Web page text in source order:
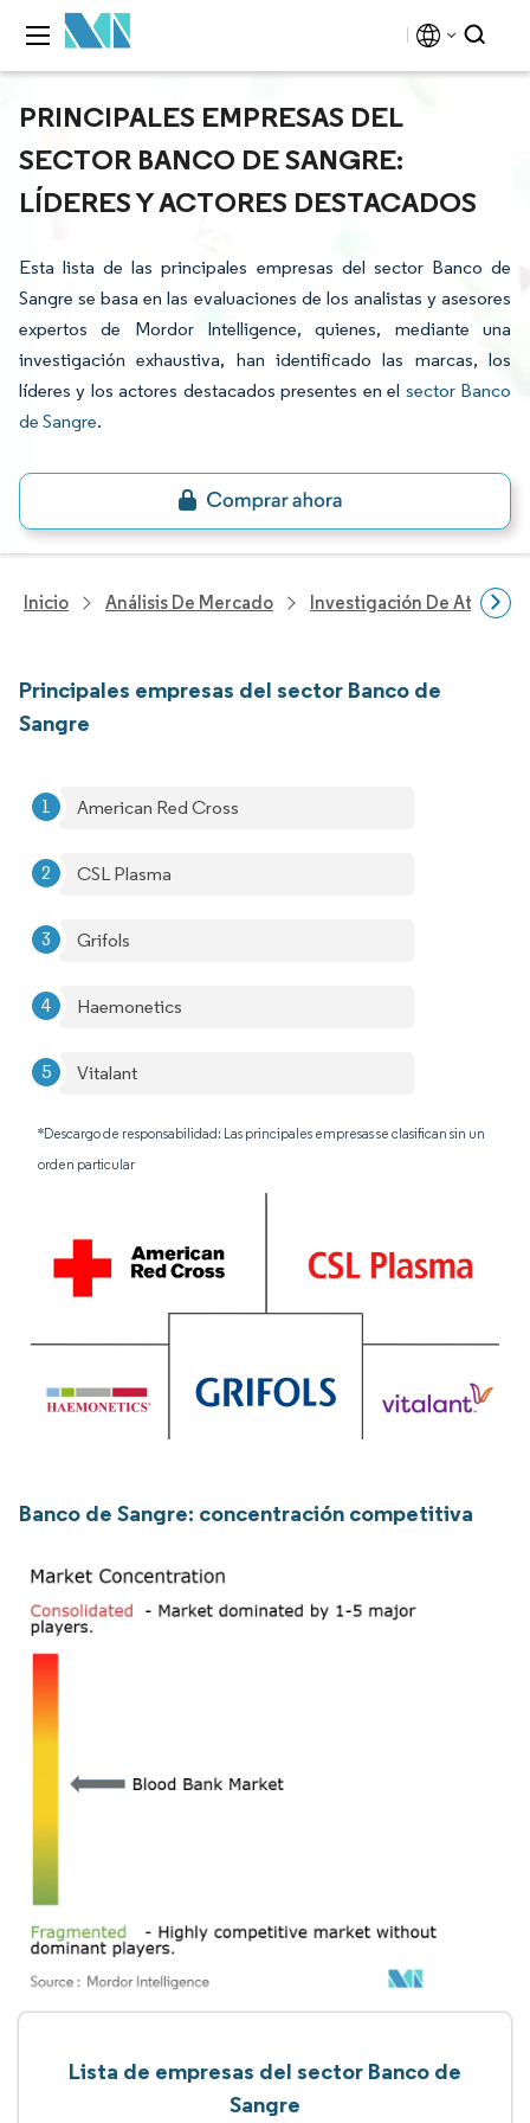
PRINCIPALES EMPRESAS DEL
SECTOR BANCO DE SANGRE:
LÍDERES Y ACTORES DESTACADOS
Esta lista de las principales empresas del sector Banco de
Sangre se basa en las evaluaciones de los analistas y asesores
expertos de Mordor Intelligence, quienes, mediante una
investigación exhaustiva, han identificado las marcas, los
líderes y los actores destacados presentes en el sector Banco
de Sangre.
Inicio Análisis De Mercado Investigación De
Principales empresas del sector Banco de
Sangre
American Red Cross
CSL Plasma
Grifols
Haemonetics
Vitalant
*Descargo de responsabilidad: Las principales empresas se clasifican sin un
orden particular
Banco de Sangre: concentración competitiva
Lista de empresas del sector Banco de
Sangre